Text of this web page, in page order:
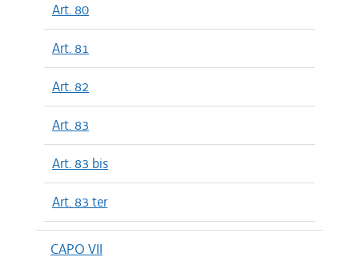
Art. 80
Art. 81
Art. 82
Art. 83
Art. 83 bis
Art. 83 ter
CAPO VII